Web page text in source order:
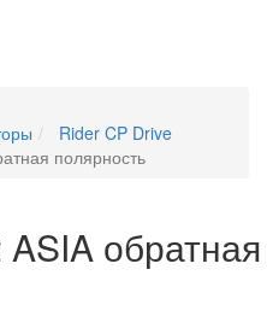
Rider CP Drive
полярность
обратная